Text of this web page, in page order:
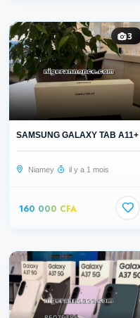
3
SAMSUNG GALAXY TAB A11+
Niamey il y a 1 mois
160 000 CFA